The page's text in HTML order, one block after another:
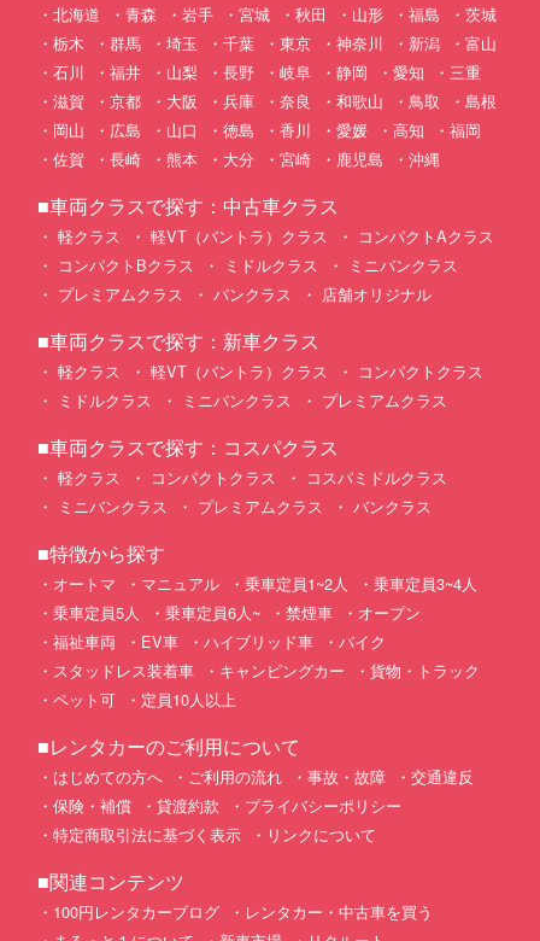
北海道 青森 岩手 宮城 秋田 山形 福島
茨城
栃木
群馬 埼玉 千葉 東京 神奈川 新潟
富山
石川
福井 山梨 長野 岐阜 静岡 愛知
三重
滋賀
京都 大阪 兵庫 奈良 和歌山 鳥取
島根
岡山
広島 山口 徳島 香川 愛媛 高知
福岡
佐賀
長崎 熊本 大分 宮崎 鹿児島 沖縄
■車両クラスで探す：中古車クラス
軽クラス 軽VT（バントラ）クラス
コンパクトAクラス
コンパクトBクラス
ミドルクラス
ミニバンクラス
プレミアムクラス
バンクラス 店舗オリジナル
■車両クラスで探す：新車クラス
軽クラス 軽VT（バントラ）クラス
コンパクトクラス
ミドルクラス
ミニバンクラス プレミアムクラス
■車両クラスで探す：コスパクラス
軽クラス コンパクトクラス
コスパミドルクラス
ミニバンクラス
プレミアムクラス バンクラス
■特徴から探す
オートマ マニュアル 乗車定員1~2人
乗車定員3~4人
乗車定員5人
乗車定員6人~ 禁煙車
オープン
福祉車両
EV車 ハイブリッド車
バイク
スタッドレス装着車
キャンピングカー
貨物・トラック
ペット可
定員10人以上
■レンタカーのご利用について
はじめての方へ ご利用の流れ 事故・故障
交通違反
保険・補償
貸渡約款
プライバシーポリシー
特定商取引法に基づく表示
リンクについて
■関連コンテンツ
100円レンタカーブログ
レンタカー・中古車を買う